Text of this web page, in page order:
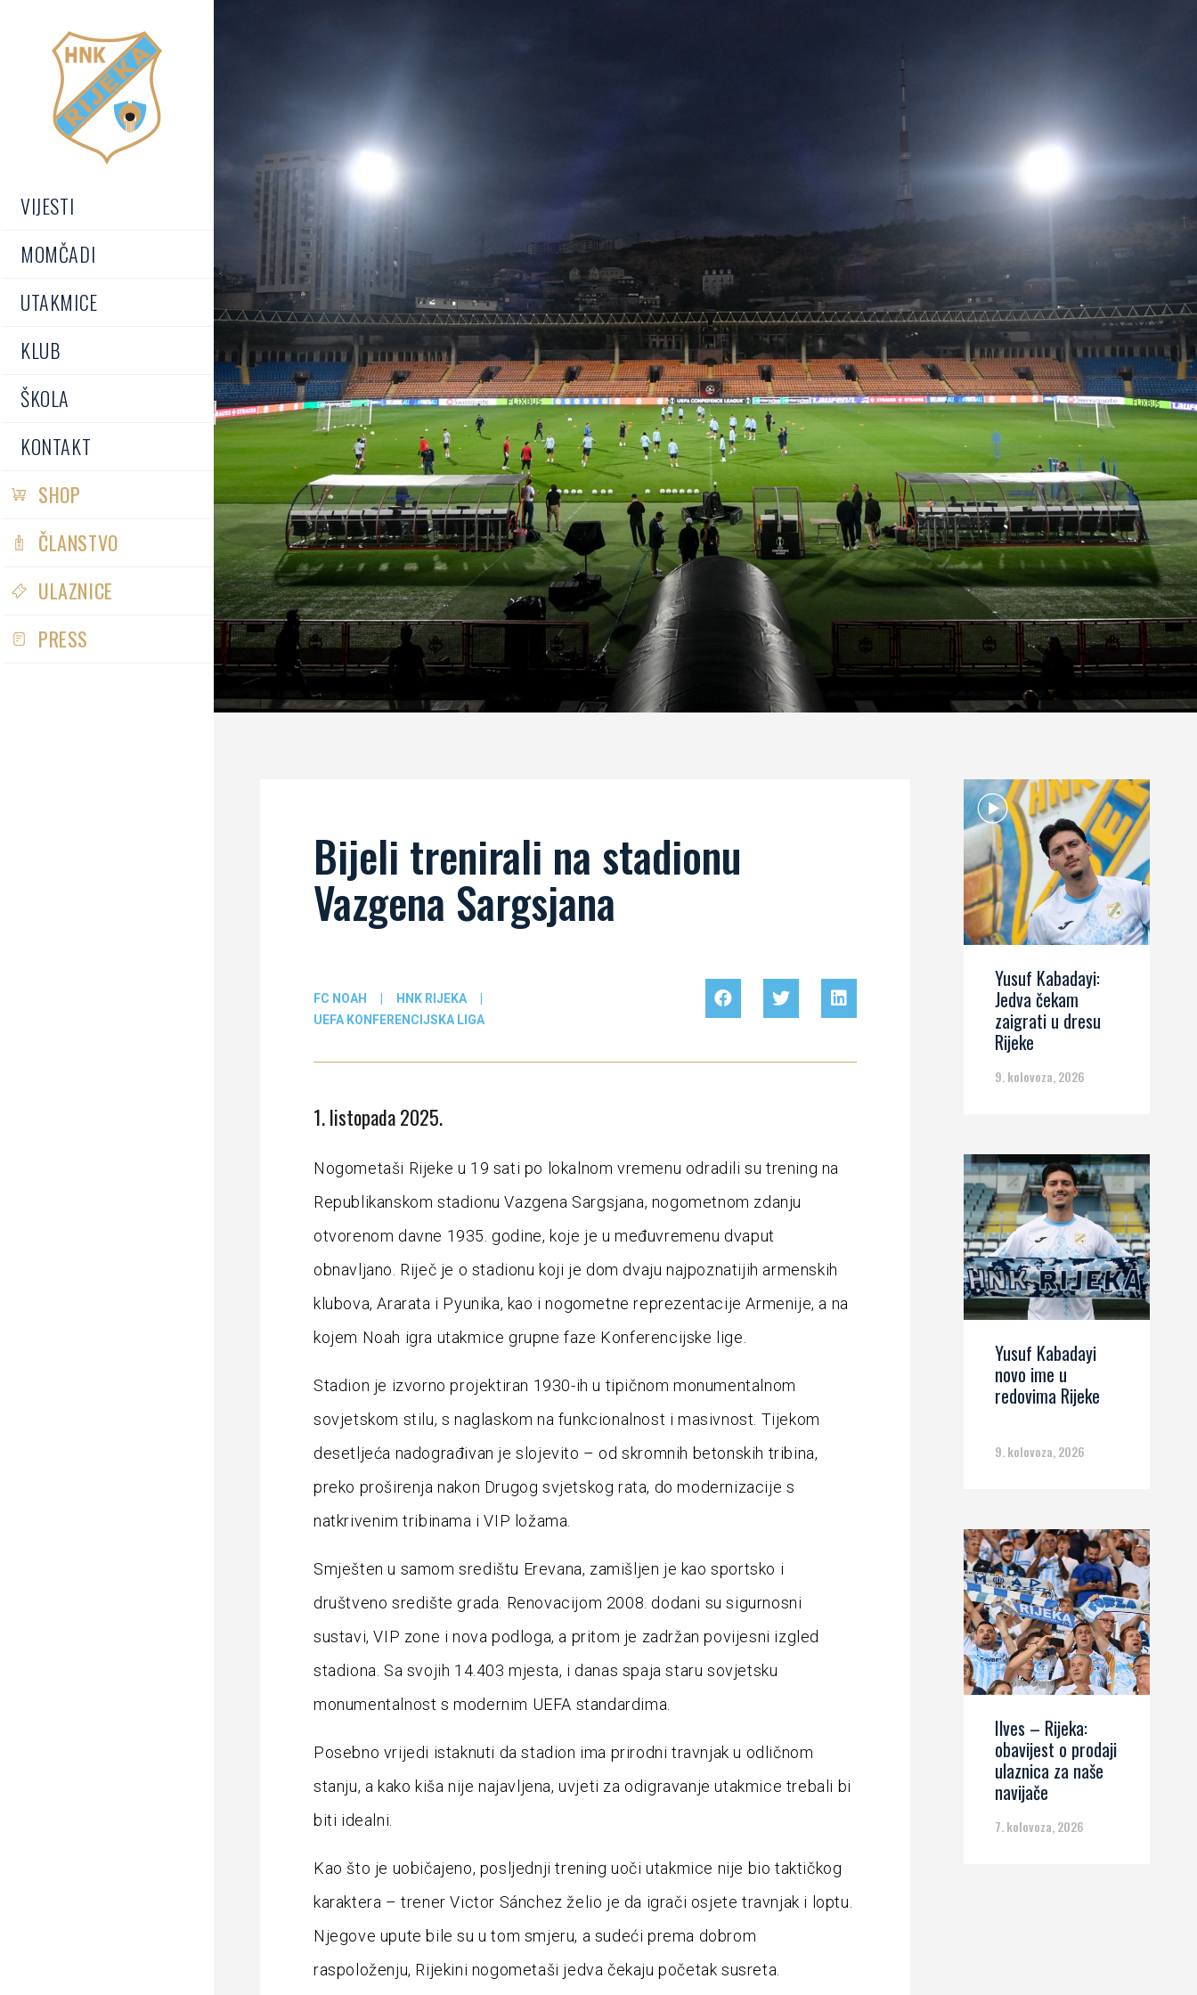
VIJESTI
MOMČADI
UTAKMICE
KLUB
ŠKOLA
KONTAKT
SHOP
ČLANSTVO
ULAZNICE
PRESS
Bijeli trenirali na stadionu
Vazgena Sargsjana
FC NOAH HNK RIJEKA
UEFA KONFERENCIJSKA LIGA
1. listopada 2025.
Nogometaši Rijeke u 19 sati po lokalnom vremenu odradili su trening na
Republikanskom stadionu Vazgena Sargsjana, nogometnom zdanju
otvorenom davne 1935. godine, koje je u međuvremenu dvaput
obnavljano. Riječ je o stadionu koji je dom dvaju najpoznatijih armenskih
klubova, Ararata i Pyunika, kao i nogometne reprezentacije Armenije, a na
kojem Noah igra utakmice grupne faze Konferencijske lige.
Stadion je izvorno projektiran 1930-ih u tipičnom monumentalnom
sovjetskom stilu, s naglaskom na funkcionalnost i masivnost. Tijekom
desetljeća nadograđivan je slojevito – od skromnih betonskih tribina,
preko proširenja nakon Drugog svjetskog rata, do modernizacije s
natkrivenim tribinama i VIP ložama.
Smješten u samom središtu Erevana, zamišljen je kao sportsko i
društveno središte grada. Renovacijom 2008. dodani su sigurnosni
sustavi, VIP zone i nova podloga, a pritom je zadržan povijesni izgled
stadiona. Sa svojih 14.403 mjesta, i danas spaja staru sovjetsku
monumentalnost s modernim UEFA standardima.
Posebno vrijedi istaknuti da stadion ima prirodni travnjak u odličnom
stanju, a kako kiša nije najavljena, uvjeti za odigravanje utakmice trebali bi
biti idealni.
Kao što je uobičajeno, posljednji trening uoči utakmice nije bio taktičkog
karaktera – trener Victor Sánchez želio je da igrači osjete travnjak i loptu.
Njegove upute bile su u tom smjeru, a sudeći prema dobrom
raspoloženju, Rijekini nogometaši jedva čekaju početak susreta.
Yusuf Kabadayi:
Jedva čekam
zaigrati u dresu
Rijeke
9. kolovoza, 2026
Yusuf Kabadayi
novo ime u
redovima Rijeke
9. kolovoza, 2026
Ilves – Rijeka:
obavijest o prodaji
ulaznica za naše
navijače
7. kolovoza, 2026